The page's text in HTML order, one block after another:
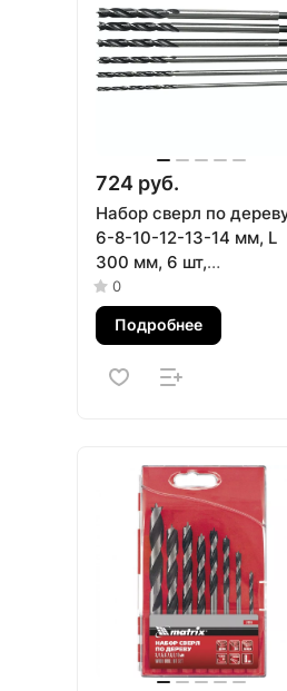
724 руб.
Набор сверл по
6-8-10-12-13-14 мм, L
300 мм, 6 шт,
цилиндрический
хвостовик Sparta
0
Подробнее